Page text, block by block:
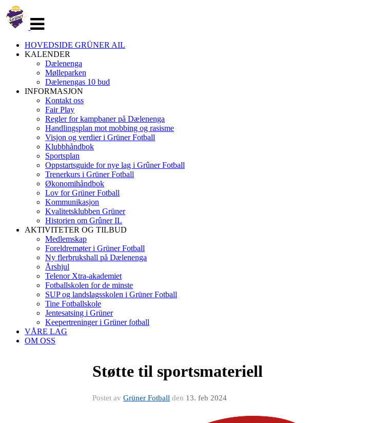
navigasjon
HOVEDSIDE GRÜNER AIL
KALENDER
Dælenenga
Mølleparken
Dælenengas 10 bud
INFORMASJON
Kontakt oss
Fair Play
Regler for kampbaner på Dælenenga
Handlingsplan mot mobbing og rasisme
Visjon og verdier i Grüner Fotball
Klubbhåndbok
Sportsplan
Oppstartsguide for nye lag i Grûner Fotball
Trenerkurs i Grüner Fotball
Økonomihåndbok
Lov for Grüner Fotball
Kommunikasjon
Kvalitetsklubben Grüner
Historien om Grûner IL
AKTIVITETER OG TILBUD
Medlemskap
Foreldremøter i Grüner Fotball
Ny flerbrukshall på Dælenenga
Årshjul
Telenor Xtra-akademiet
Fotballskolen for de minste
SUP og landslagsskolen i Grüner Fotball
Tine Fotballskole
Jentesatsing i Grüner
Keepertreninger i Grüner fotball
VÅRE LAG
OM OSS
Støtte til sportsmateriell
Postet av Grüner Fotball den 13. feb 2024